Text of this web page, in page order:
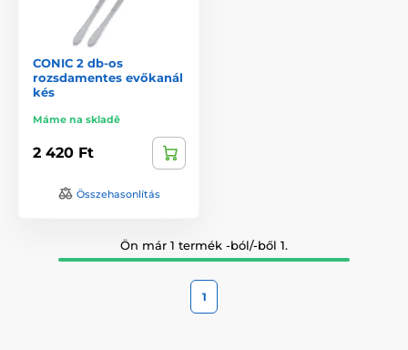
CONIC 2 db-os
rozsdamentes evőkanál
kés
Máme na skladě
2 420 Ft
Összehasonlítás
Ön már 1 termék -ból/-ből 1.
1